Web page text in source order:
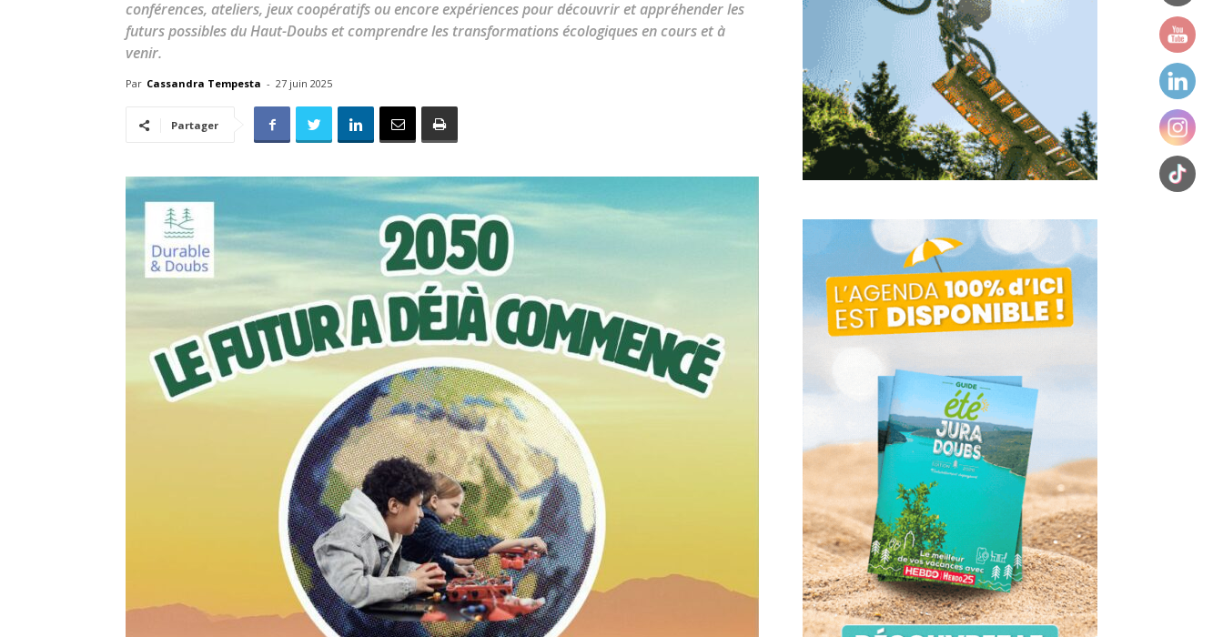
toute
–
conférences, ateliers, jeux coopératifs ou encore expériences pour découvrir et appréhender les
futurs possibles du Haut-Doubs et comprendre les transformations écologiques en cours et à
venir.
Par Cassandra Tempesta - 27 juin 2025
Partager